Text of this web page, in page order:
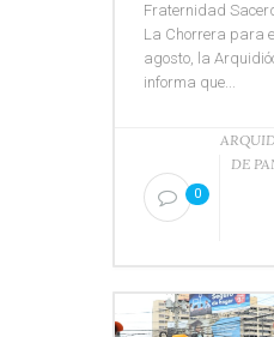
Fraternidad
La Chorrera para
agosto, la
informa que...
0
DE